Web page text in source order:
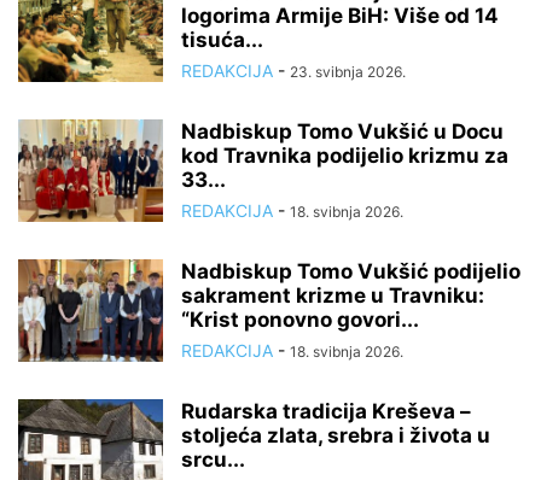
logorima Armije BiH: Više od 14
tisuća...
REDAKCIJA - 23. svibnja 2026.
Nadbiskup Tomo Vukšić u Docu
kod Travnika podijelio krizmu za
33...
REDAKCIJA - 18. svibnja 2026.
Nadbiskup Tomo Vukšić podijelio
sakrament krizme u Travniku:
“Krist ponovno govori...
REDAKCIJA - 18. svibnja 2026.
Rudarska tradicija Kreševa –
stoljeća zlata, srebra i života u
srcu...